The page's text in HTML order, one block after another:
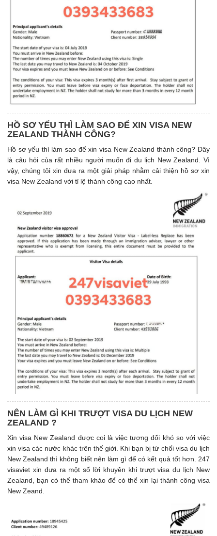
HỒ SƠ YẾU THÌ LÀM SAO ĐỂ XIN VISA NEW
ZEALAND THÀNH CÔNG?
Hồ sơ yếu thì làm sao để xin visa New Zealand thành công? Đây
là câu hỏi của rất nhiều người muốn đi du lịch New Zealand. Vì
vậy, chúng tôi xin đưa ra một giải pháp nhằm cải thiện hồ sơ xin
visa New Zealand với tỉ lệ thành công cao nhất.
NÊN LÀM GÌ KHI TRƯỢT VISA DU LỊCH NEW
ZEALAND ?
Xin visa New Zealand được coi là việc tương đối khó so với việc
xin visa các nước khác trên thế giới. Khi bạn bị từ chối visa du lịch
New Zealand thì không biết nên làm gì để có kết quả tốt hơn. 247
visaviet xin đưa ra một số lời khuyên khi trượt visa du lịch New
Zealand, bạn có thể tham khảo để có thể xin lại thành công visa
New Zeand.